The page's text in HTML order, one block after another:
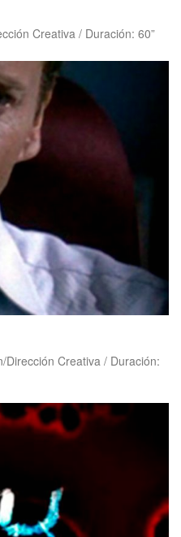
Creativa / Duración: 60”
Dirección Creativa / Duración: